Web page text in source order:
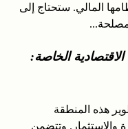
المالي. ستحتاج إلى
الخاصة:
هذه المنطقة
والاستثمار. وتتضمن